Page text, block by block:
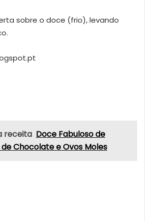
sobre o doce (frio), levando
receita Doce Fabuloso de
Chocolate e Ovos Moles